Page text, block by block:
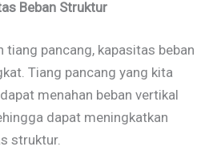
Beban Struktur
tiang pancang, kapasitas beban
Tiang pancang yang kita
menahan beban vertikal
dapat meningkatkan
struktur.